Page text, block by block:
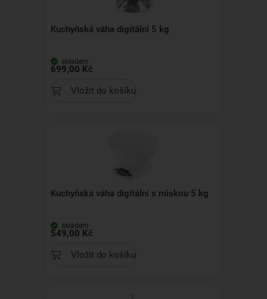
Kuchyňská váha digitální 5 kg
skladem
699,00 Kč
Vložit do košíku
Kuchyňská váha digitální s miskou 5 kg
skladem
549,00 Kč
Vložit do košíku